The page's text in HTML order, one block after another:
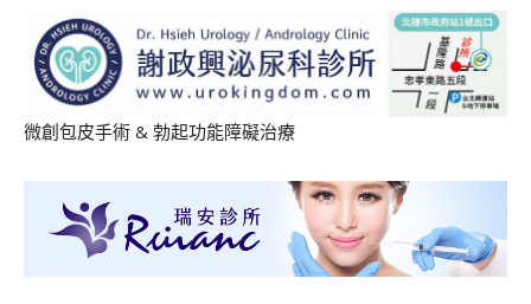
微創包皮手術 & 勃起功能障礙治療